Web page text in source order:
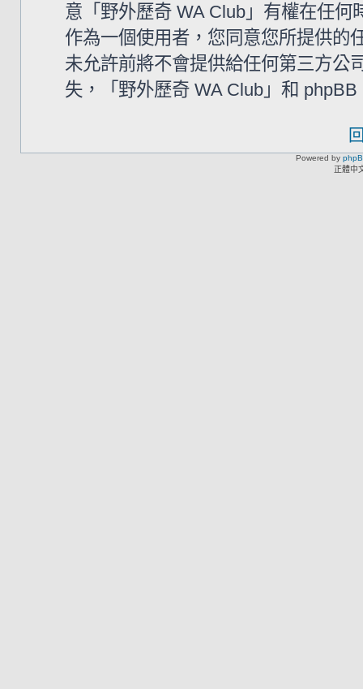
意「野外歷奇 WA Club」有權在任
作為一個使用者，您同意您所提供的
未允許前將不會提供給任何第三方公
失，「野外歷奇 WA Club」和
Powered by
正體中